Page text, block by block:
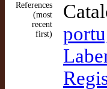
References
(most
recent
first)